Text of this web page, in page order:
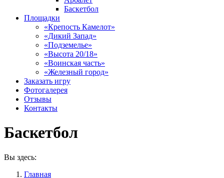
Баскетбол
Площадки
«Крепость Камелот»
«Дикий Запад»
«Подземелье»
«Высота 20/18»
«Воинская часть»
«Железный город»
Заказать игру
Фотогалерея
Отзывы
Контакты
Баскетбол
Вы здесь:
Главная